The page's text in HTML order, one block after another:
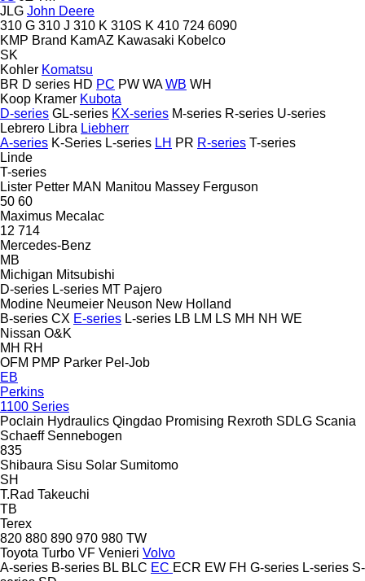
JLG John Deere
310 G 310 J 310 K 310S K 410 724 6090
KMP Brand KamAZ Kawasaki Kobelco
SK
Kohler Komatsu
BR D series HD PC PW WA WB WH
Koop Kramer Kubota
D-series GL-series KX-series M-series R-series U-series
Lebrero Libra Liebherr
A-series K-Series L-series LH PR R-series T-series
Linde
T-series
Lister Petter MAN Manitou Massey Ferguson
50 60
Maximus Mecalac
12 714
Mercedes-Benz
MB
Michigan Mitsubishi
D-series L-series MT Pajero
Modine Neumeier Neuson New Holland
B-series CX E-series L-series LB LM LS MH NH WE
Nissan O&K
MH RH
OFM PMP Parker Pel-Job
EB
Perkins
1100 Series
Poclain Hydraulics Qingdao Promising Rexroth SDLG Scania
Schaeff Sennebogen
835
Shibaura Sisu Solar Sumitomo
SH
T.Rad Takeuchi
TB
Terex
820 880 890 970 980 TW
Toyota Turbo VF Venieri Volvo
A-series B-series BL BLC EC ECR EW FH G-series L-series S-